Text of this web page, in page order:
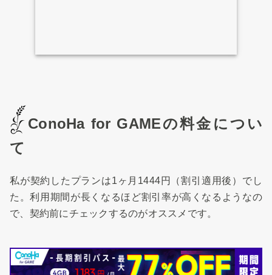
ConoHa for GAMEの料金につい
て
私が契約したプランは1ヶ月1444円（割引適用後）でし
た。利用期間が長くなるほど割引率が高くなるようなの
で、契約前にチェックするのがオススメです。